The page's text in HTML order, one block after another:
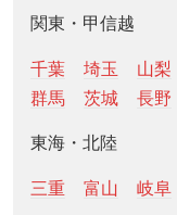
関東・甲信越
千葉 埼玉 山梨
群馬
茨城 長野
東海・北陸
三重 富山 岐阜